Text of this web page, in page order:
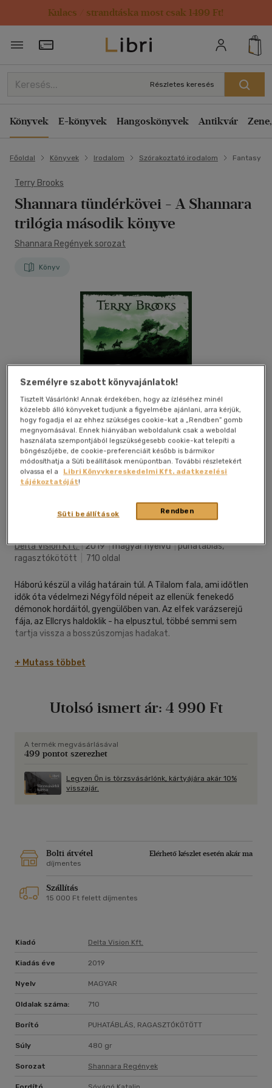
Kulacs / strandtáska most csak 1499 Ft!
Törzsvásárlói Kártya adatai
Részletes keresés
Könyvek E-könyvek Hangoskönyvek Antikvár
Főoldal Könyvek Irodalom Szórakoztató irodalom Fantasy
Terry Brooks
Shannara tündérkövei - A Shannara
trilógia második könyve
Shannara Regények sorozat
Könyv
Delta Vision Kft.|2019|magyar nyelvű|puhatáblás,
ragasztókötött
710 oldal
Háború készül a világ határain túl. A Tilalom fala, ami időtlen
idők óta védelmezi Négyföld népeit az ellenük fe­ne­kedő
démonok hordáitól, gyengülőben van. Az elfek varázs­erejű
fája, az Ellcrys haldoklik - ha elpusztul, többé semmi sem
tartja vissza a bosszúszomjas hadakat.
A veszély közeli, de létezik megoldás. Ha egy elf Választott
elviszi az Ellcrys magját az életerő forrását jelentő
lányunokája, Amberle. Neki pedig esze ágában sincs
Wil Ohmsford gyógyító, nem harcos, de ő a Tündérkövek
birtokosa is. Akárcsak korábban a nagyapját, Shea-t, most őt
világ súlyát. Az Ellcrys és egész Négyföld sorsa Amberle
küldetésétől függ - az pedig, hogy a lány sikerrel jár-e, Wilen
Terry Brooks mára kultikussá vált Shannara-trilógiájából az
+ Mutass többet
Utolsó ismert ár: 4 990 Ft
A termék megvásárlásával
499 pontot szerezhet
Legyen Ön is törzsvásárlónk, kártyájára akár 10%
visszajár.
Bolti átvétel
Elérhető készlet esetén akár ma
díjmentes
Szállítás
15 000 Ft felett díjmentes
Kiadó Delta Vision Kft.
Kiadás éve 2019
Nyelv MAGYAR
Oldalak száma: 710
Borító PUHATÁBLÁS, RAGASZTÓKÖTÖTT
Súly 480 gr
Sorozat Shannara Regények
Személyre szabott könyvajánlatok!
Tisztelt Vásárlónk! Annak érdekében, hogy az ízléséhez minél
közelebb álló könyveket tudjunk a figyelmébe ajánlani, arra kérjük,
hogy fogadja el az ehhez szükséges cookie-kat a „Rendben” gomb
megnyomásával. Ennek hiányában weboldalunk csak a weboldal
használata szempontjából legszükségesebb cookie-kat telepíti a
böngészőjébe, de cookie-preferenciáit később is bármikor
módosíthatja a Süti beállítások menüpontban. További részletekért
olvassa el a
Libri Könyvkereskedelmi Kft. adatkezelési
tájékoztatóját!
Rendben
Süti beállítások